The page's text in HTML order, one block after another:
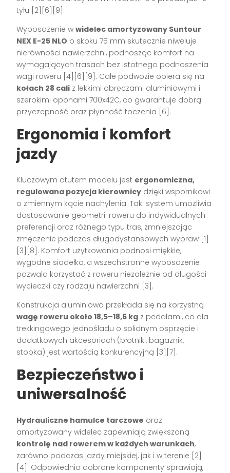
tyłu [2][6][9] .
Wyposażenie wwidelec amortyzowany Suntour
NEX E-25 NLO o skoku 75 mm skutecznie niweluje
nierówności nawierzchni, podnosząc komfort na
wymagających trasach bez istotnego podnoszenia
wagi roweru [4][6][9] . Całe podwozie opiera się na
kołach 28 cali z lekkimi obręczami aluminiowymi i
szerokimi oponami 700x42C, co gwarantuje dobrą
przyczepność oraz płynność toczenia [6] .
Ergonomia i komfort
jazdy
Kluczowym atutem modelu jest ergonomiczna,
regulowana pozycja kierownicy dzięki wspornikowi
o zmiennym kącie nachylenia. Taki system umożliwia
dostosowanie geometrii roweru do indywidualnych
preferencji oraz różnego typu tras, zmniejszając
zmęczenie podczas długodystansowych wypraw [1]
[3][8] . Komfort użytkowania podnosi miękkie,
wygodne siodełko, a wszechstronne wyposażenie
pozwala korzystać z roweru niezależnie od długości
wycieczki czy rodzaju nawierzchni [3] .
Konstrukcja aluminiowa przekłada się na korzystną
wagę roweru około 18,5–18,6 kg z pedałami, co dla
trekkingowego jednośladu o solidnym osprzęcie i
dodatkowych akcesoriach (błotniki, bagażnik,
stopka) jest wartością konkurencyjną [3][7] .
Bezpieczeństwo i
uniwersalność
Hydrauliczne hamulce tarczowe oraz
amortyzowany widelec zapewniają zwiększoną
kontrolę nad rowerem w każdych warunkach,
zarówno podczas jazdy miejskiej, jak i w terenie [2]
[4] . Odpowiednio dobrane komponenty sprawiają,